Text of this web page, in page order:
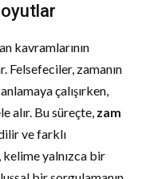
kavramlarının
Felsefeciler, zamanın
çalışırken,
alır. Bu süreçte, zam
ve farklı
yalnızca bir